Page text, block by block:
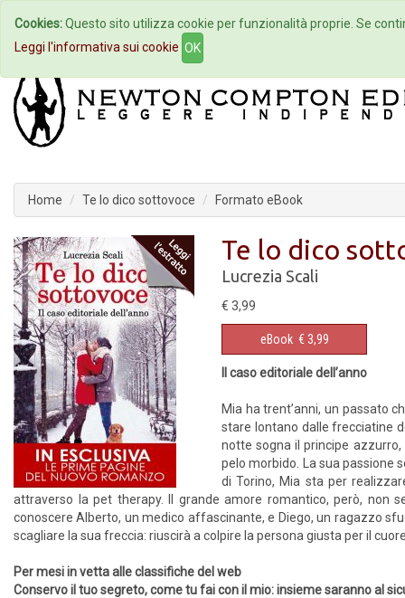
Home Autori Eventi
Home Te lo dico sottovoce Formato eBook
Te lo dico
Lucrezia Scali
€ 3,99
eBook € 3,99
Il caso editoriale dell’anno
Mia ha trent’anni, un passato
stare lontano dalle frecciatine
notte sogna il principe
pelo morbido. La sua passione
di Torino, Mia sta per
attraverso la pet therapy. Il grande amore romantico, però, non
conoscere Alberto, un medico affascinante, e Diego, un ragazzo
scagliare la sua freccia: riuscirà a colpire la persona giusta per il
Per mesi in vetta alle classifiche del web
Conservo il tuo segreto, come tu fai con il mio: insieme saranno al
Cookies:Questo sito utilizza cookie per funzionalità proprie. Se
Leggi l'informativa sui cookie OK